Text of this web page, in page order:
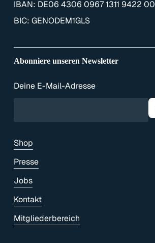
IBAN: DE06 4306 0967 1311 9422 00
BIC: GENODEM1GLS
Abonniere unseren Newsletter
Deine E-Mail-Adresse
Shop
Presse
Jobs
Kontakt
Mitgliederbereich